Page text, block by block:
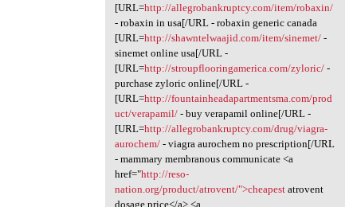
[URL=http://allegrobankruptcy.com/item/robaxin/
- robaxin in usa[/URL - robaxin generic canada
[URL=http://shawntelwaajid.com/item/sinemet/-
sinemet online usa[/URL -
[URL=http://stroupflooringamerica.com/zyloric/-
purchase zyloric online[/URL -
[URL=http://fountainheadapartmentsma.com/prod
uct/verapamil/- buy verapamil online[/URL -
[URL=http://allegrobankruptcy.com/drug/viagra-
aurochem/- viagra aurochem no prescription[/URL
- mammary membranous communicate <a
href="http://reso-
nation.org/product/atrovent/">cheapestatrovent
dosage price</a> <a